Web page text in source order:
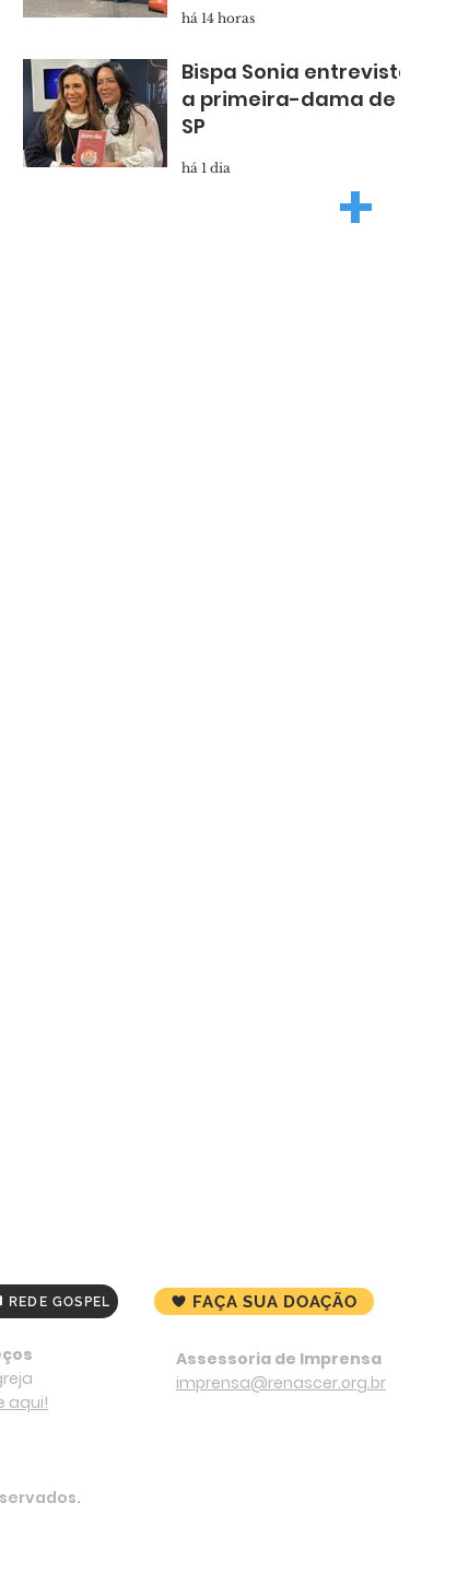
asfalto novo para
Taboão
há 14 horas
Bispa Sonia entrevista
a primeira-dama de
SP
há 1 dia +
REDE GOSPEL
aqui!
FAÇA SUA DOAÇÃO
Assessoria de Imprensa
imprensa@renascer.org.br